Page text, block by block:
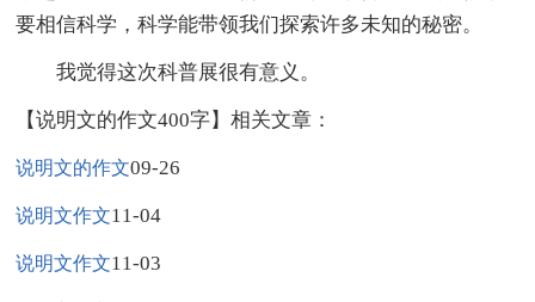
要相信科学，科学能带领我们探索许多未知的秘密。
我觉得这次科普展很有意义。
【说明文的作文400字】相关文章：
说明文的作文09-26
说明文作文11-04
说明文作文11-03